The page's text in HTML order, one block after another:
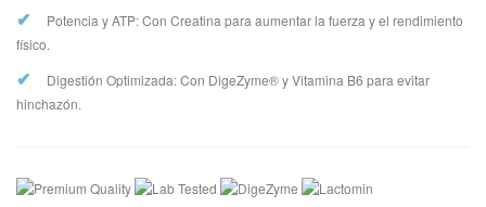
✔
Potencia y ATP: Con Creatina para aumentar la fuerza y el rendimiento
físico.
✔
Digestión Optimizada: Con DigeZyme® y Vitamina B6 para evitar
hinchazón.